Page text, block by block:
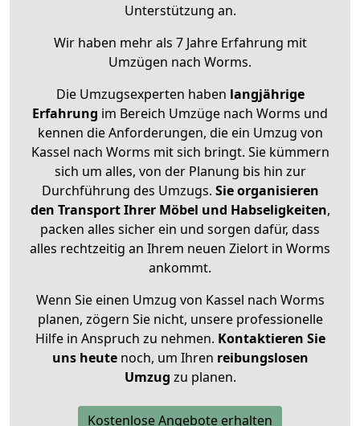
Unterstützung an.
Wir haben mehr als 7 Jahre Erfahrung mit
Umzügen nach Worms.
Die Umzugsexperten haben langjährige
Erfahrung im Bereich Umzüge nach Worms und
kennen die Anforderungen, die ein Umzug von
Kassel nach Worms mit sich bringt. Sie kümmern
sich um alles, von der Planung bis hin zur
Durchführung des Umzugs. Sie organisieren
den Transport Ihrer Möbel und Habseligkeiten,
packen alles sicher ein und sorgen dafür, dass
alles rechtzeitig an Ihrem neuen Zielort in Worms
ankommt.
Wenn Sie einen Umzug von Kassel nach Worms
planen, zögern Sie nicht, unsere professionelle
Hilfe in Anspruch zu nehmen. Kontaktieren Sie
uns heutenoch, um Ihren reibungslosen
Umzug zu planen.
Kostenlose Angebote erhalten